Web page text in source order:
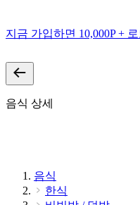
지금 가입하면 10,000P +
음식 상세
음식
한식